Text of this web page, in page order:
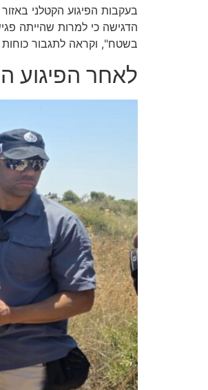
בעקבות הפיגוע הקטלני
הדגישה כי למרות שהייתה
בשטח", וקראה לתגבור כוחות
לאחר הפיגוע